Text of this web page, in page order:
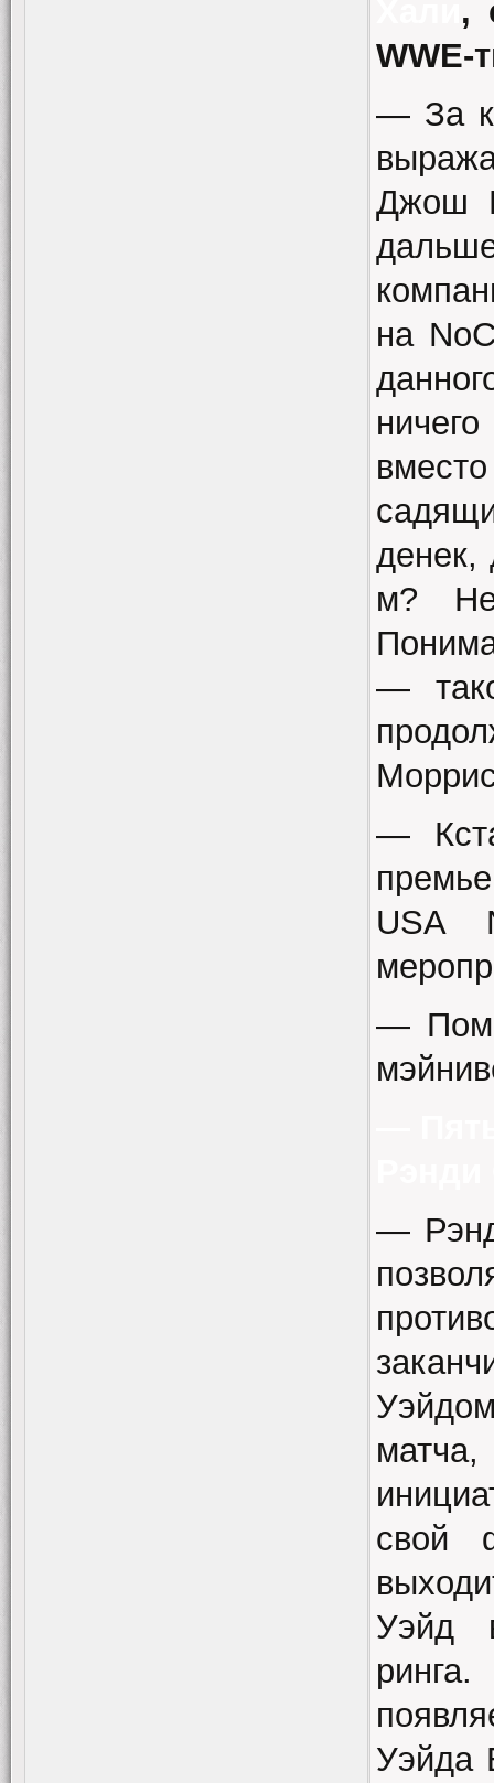
,
WWE-
— За
Джош
на
м? Не
—
—
USA
—
—
свой
Уэйд
Уэйда